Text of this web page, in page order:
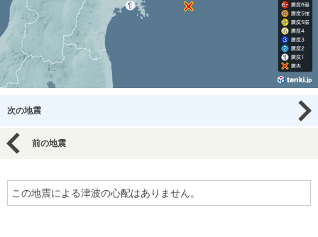
次の地震
前の地震
この地震による津波の心配はありません。